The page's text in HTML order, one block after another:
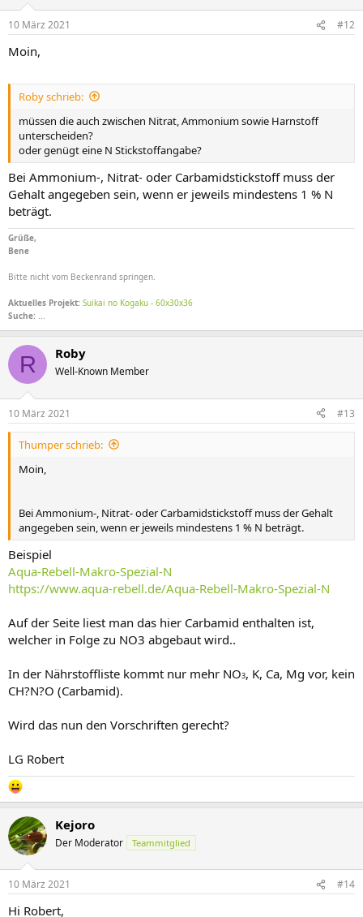
10 März 2021 #12
Moin,
Roby schrieb:
müssen die auch zwischen Nitrat, Ammonium sowie Harnstoff
unterscheiden?
oder genügt eine N Stickstoffangabe?
Bei Ammonium-, Nitrat- oder Carbamidstickstoff muss der
Gehalt angegeben sein, wenn er jeweils mindestens 1 % N
beträgt.
Grüße,
Bene
Bitte nicht vom Beckenrand springen.
Aktuelles Projekt: Suikai no Kogaku - 60x30x36
Suche: ...
R Roby
Well-Known Member
10 März 2021 #13
Thumper schrieb:
Moin,
Bei Ammonium-, Nitrat- oder Carbamidstickstoff muss der Gehalt
angegeben sein, wenn er jeweils mindestens 1 % N beträgt.
Beispiel
Aqua-Rebell-Makro-Spezial-N
https://www.aqua-rebell.de/Aqua-Rebell-Makro-Spezial-N
Auf der Seite liest man das hier Carbamid enthalten ist,
welcher in Folge zu NO3 abgebaut wird..
In der Nährstoffliste kommt nur mehr NO3, K, Ca, Mg vor, kein
CH?N?O (Carbamid).
Wird das nun den Vorschriften gerecht?
LG Robert
Kejoro
Der Moderator Teammitglied
10 März 2021 #14
Hi Robert,